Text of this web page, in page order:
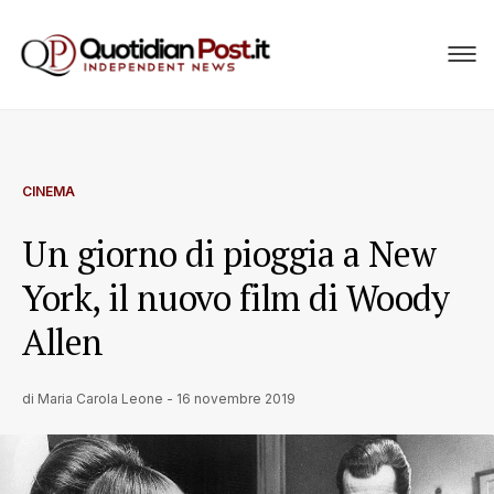
CINEMA
Un giorno di pioggia a New
York, il nuovo film di Woody
Allen
di Maria Carola Leone - 16 novembre 2019